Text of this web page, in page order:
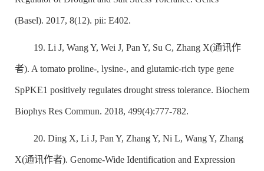
(Basel). 2017, 8(12). pii: E402.
19. Li J, Wang Y, Wei J, Pan Y, Su C, Zhang X(通讯作
者). A tomato proline-, lysine-, and glutamic-rich type gene
SpPKE1 positively regulates drought stress tolerance. Biochem
Biophys Res Commun. 2018, 499(4):777-782.
20. Ding X, Li J, Pan Y, Zhang Y, Ni L, Wang Y, Zhang
X(通讯作者). Genome-Wide Identification and Expression